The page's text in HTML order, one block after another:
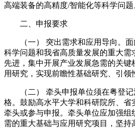
高端装备的高精度/智能化等科学问题
二、申报要求
（一） 突出需求和应用导向。面
科学问题和我省高质量发展的重大需
先进，集中开展产业发展急需的关键
用研究，实现前瞻性基础研究、引领
（二） 牵头申报单位须在粤登记
格。鼓励高水平大学和科研院所、省
牵头或参与申报。牵头单位应加强组
需的重大基础与应用研究项目，坚